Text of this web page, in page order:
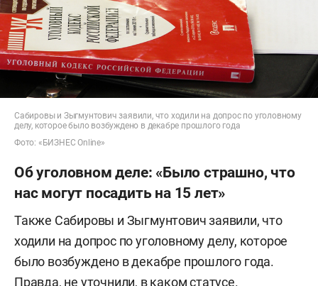
Сабировы и Зыгмунтович заявили, что ходили на допрос по уголовному
делу, которое было возбуждено в декабре прошлого года
Фото: «БИЗНЕС Online»
Об уголовном деле: «Было страшно, что
нас могут посадить на 15 лет»
Также Сабировы и Зыгмунтович заявили, что
ходили на допрос по уголовному делу, которое
было возбуждено в декабре прошлого года.
Правда, не уточнили, в каком статусе.